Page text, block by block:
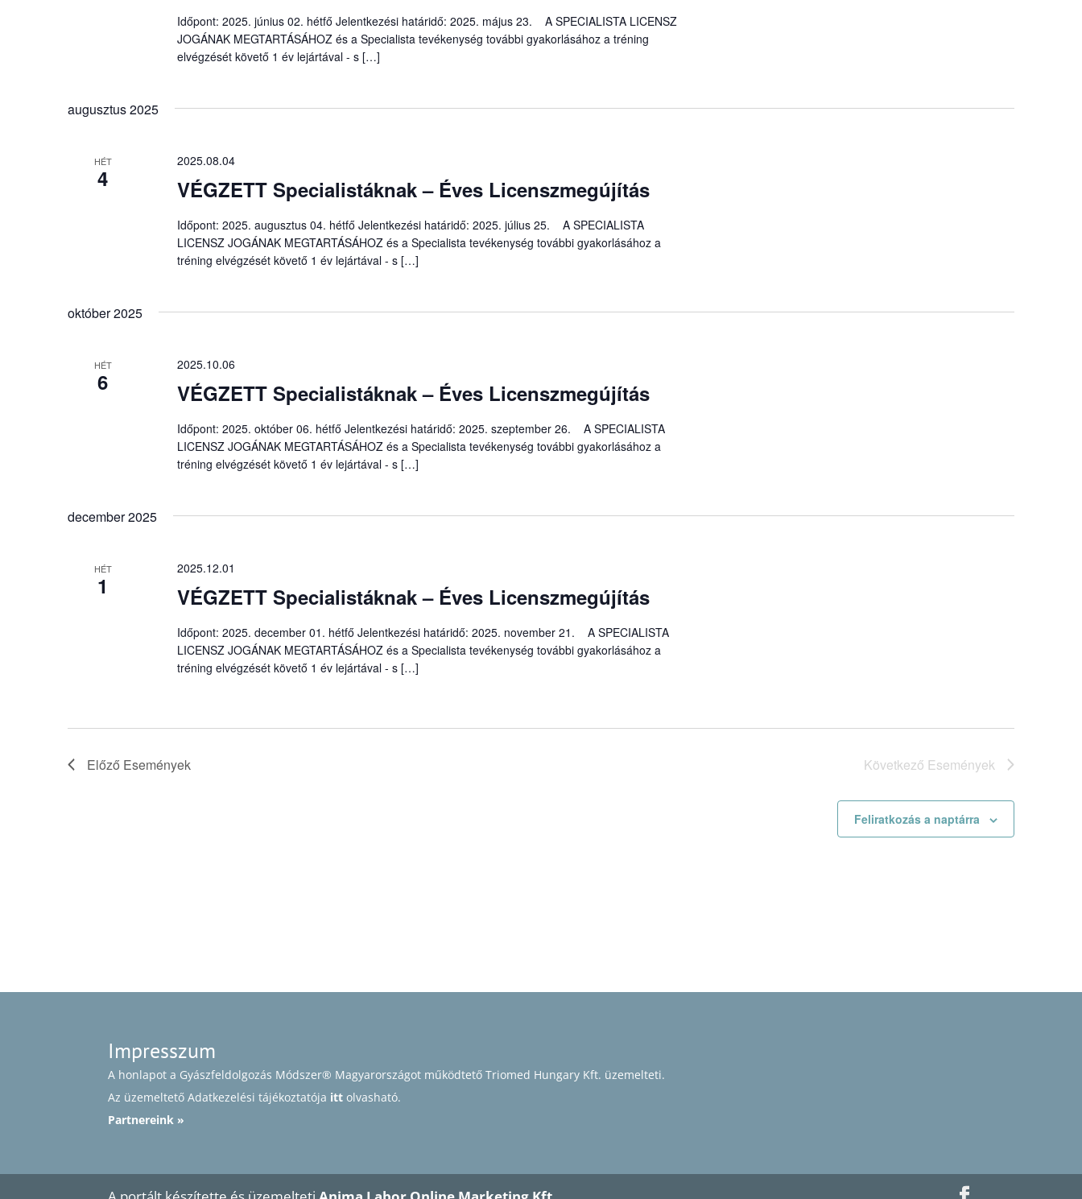
Időpont: 2025. június 02. hétfő Jelentkezési határidő: 2025. május 23. A SPECIALISTA LICENSZ
JOGÁNAK MEGTARTÁSÁHOZ és a Specialista tevékenység további gyakorlásához a tréning
elvégzését követő 1 év lejártával - s […]
augusztus 2025
HÉT
4 VÉGZETT Specialistáknak – Éves Licenszmegújítás
2025.08.04
Időpont: 2025. augusztus 04. hétfő Jelentkezési határidő: 2025. július 25. A SPECIALISTA
LICENSZ JOGÁNAK MEGTARTÁSÁHOZ és a Specialista tevékenység további gyakorlásához a
tréning elvégzését követő 1 év lejártával - s […]
október 2025
HÉT
6 VÉGZETT Specialistáknak – Éves Licenszmegújítás
2025.10.06
Időpont: 2025. október 06. hétfő Jelentkezési határidő: 2025. szeptember 26. A SPECIALISTA
LICENSZ JOGÁNAK MEGTARTÁSÁHOZ és a Specialista tevékenység további gyakorlásához a
tréning elvégzését követő 1 év lejártával - s […]
december 2025
HÉT
1 VÉGZETT Specialistáknak – Éves Licenszmegújítás
2025.12.01
Időpont: 2025. december 01. hétfő Jelentkezési határidő: 2025. november 21. A SPECIALISTA
LICENSZ JOGÁNAK MEGTARTÁSÁHOZ és a Specialista tevékenység további gyakorlásához a
tréning elvégzését követő 1 év lejártával - s […]
Előző Események Következő Események
Feliratkozás a naptárra
Impresszum
A honlapot a Gyászfeldolgozás Módszer® Magyarországot működtető Triomed Hungary Kft. üzemelteti.
Az üzemeltető Adatkezelési tájékoztatója itt olvasható.
Partnereink »